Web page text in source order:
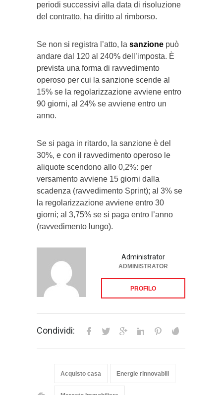
periodi successivi alla data di risoluzione
del contratto, ha diritto al rimborso.
Se non si registra l’atto, la sanzione può
andare dal 120 al 240% dell’imposta. È
prevista una forma di ravvedimento
operoso per cui la sanzione scende al
15% se la regolarizzazione avviene entro
90 giorni, al 24% se avviene entro un
anno.
Se si paga in ritardo, la sanzione è del
30%, e con il ravvedimento operoso le
aliquote scendono allo 0,2%: per
versamento avviene 15 giorni dalla
scadenza (ravvedimento Sprint); al 3% se
la regolarizzazione avviene entro 30
giorni; al 3,75% se si paga entro l’anno
(ravvedimento lungo).
Administrator
ADMINISTRATOR
PROFILO
Condividi:
Acquisto casa Energie rinnovabili